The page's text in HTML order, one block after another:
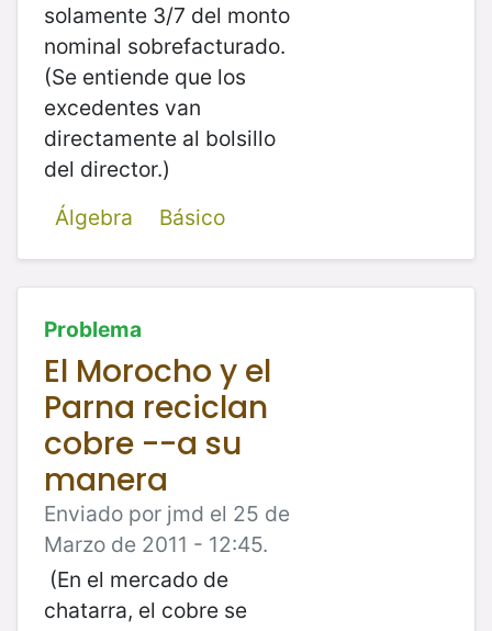
solamente 3/7 del monto
nominal sobrefacturado.
(Se entiende que los
excedentes van
directamente al bolsillo
del director.)
Álgebra
Básico
Problema
El Morocho y el
Parna reciclan
cobre --a su
manera
Enviado por jmd el 25 de
Marzo de 2011 - 12:45.
(En el mercado de
chatarra, el cobre se